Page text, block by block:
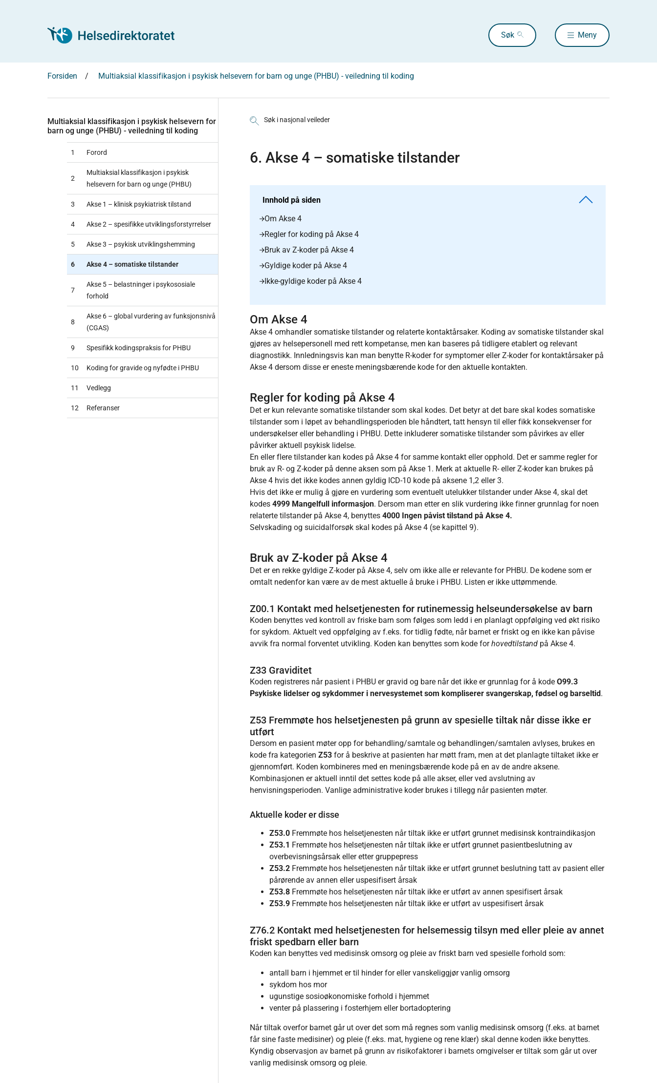
Søk Meny
Forsiden Multiaksial klassifikasjon i psykisk helsevern for barn og unge (PHBU) - veiledning til koding
Multiaksial klassifikasjon i psykisk helsevern for
barn og unge (PHBU) - veiledning til koding
1 Forord
2
Multiaksial klassifikasjon i psykisk
helsevern for barn og unge (PHBU)
3 Akse 1 – klinisk psykiatrisk tilstand
4 Akse 2 – spesifikke utviklingsforstyrrelser
5 Akse 3 – psykisk utviklingshemming
6 Akse 4 – somatiske tilstander
7
Akse 5 – belastninger i psykososiale
forhold
8
Akse 6 – global vurdering av funksjonsnivå
(CGAS)
9 Spesifikk kodingspraksis for PHBU
10 Koding for gravide og nyfødte i PHBU
11 Vedlegg
12 Referanser
Søk i nasjonal veileder
6. Akse 4 – somatiske tilstander
Innhold på siden
Om Akse 4
Regler for koding på Akse 4
Bruk av Z-koder på Akse 4
Gyldige koder på Akse 4
Ikke-gyldige koder på Akse 4
Om Akse 4
Akse 4 omhandler somatiske tilstander og relaterte kontaktårsaker. Koding av somatiske tilstander skal
gjøres av helsepersonell med rett kompetanse, men kan baseres på tidligere etablert og relevant
diagnostikk. Innledningsvis kan man benytte R-koder for symptomer eller Z-koder for kontaktårsaker på
Akse 4 dersom disse er eneste meningsbærende kode for den aktuelle kontakten.
Regler for koding på Akse 4
Det er kun relevante somatiske tilstander som skal kodes. Det betyr at det bare skal kodes somatiske
tilstander som i løpet av behandlingsperioden ble håndtert, tatt hensyn til eller fikk konsekvenser for
undersøkelser eller behandling i PHBU. Dette inkluderer somatiske tilstander som påvirkes av eller
påvirker aktuell psykisk lidelse.
En eller flere tilstander kan kodes på Akse 4 for samme kontakt eller opphold. Det er samme regler for
bruk av R- og Z-koder på denne aksen som på Akse 1. Merk at aktuelle R- eller Z-koder kan brukes på
Akse 4 hvis det ikke kodes annen gyldig ICD-10 kode på aksene 1,2 eller 3.
Hvis det ikke er mulig å gjøre en vurdering som eventuelt utelukker tilstander under Akse 4, skal det
kodes 4999 Mangelfull informasjon. Dersom man etter en slik vurdering ikke finner grunnlag for noen
relaterte tilstander på Akse 4, benyttes 4000 Ingen påvist tilstand på Akse 4.
Selvskading og suicidalforsøk skal kodes på Akse 4 (se kapittel 9).
Bruk av Z-koder på Akse 4
Det er en rekke gyldige Z-koder på Akse 4, selv om ikke alle er relevante for PHBU. De kodene som er
omtalt nedenfor kan være av de mest aktuelle å bruke i PHBU. Listen er ikke uttømmende.
Z00.1 Kontakt med helsetjenesten for rutinemessig helseundersøkelse av barn
Koden benyttes ved kontroll av friske barn som følges som ledd i en planlagt oppfølging ved økt risiko
for sykdom. Aktuelt ved oppfølging av f.eks. for tidlig fødte, når barnet er friskt og en ikke kan påvise
avvik fra normal forventet utvikling. Koden kan benyttes som kode forhovedtilstand på Akse 4.
Z33 Graviditet
Koden registreres når pasient i PHBU er gravid og bare når det ikke er grunnlag for å kode O99.3
Psykiske lidelser og sykdommer i nervesystemet som kompliserer svangerskap, fødsel og barseltid .
Z53 Fremmøte hos helsetjenesten på grunn av spesielle tiltak når disse ikke er
utført
Dersom en pasient møter opp for behandling/samtale og behandlingen/samtalen avlyses, brukes en
kode fra kategorien Z53 for å beskrive at pasienten har møtt fram, men at det planlagte tiltaket ikke er
gjennomført. Koden kombineres med en meningsbærende kode på en av de andre aksene.
Kombinasjonen er aktuell inntil det settes kode på alle akser, eller ved avslutning av
henvisningsperioden. Vanlige administrative koder brukes i tillegg når pasienten møter.
Aktuelle koder er disse
Z53.0 Fremmøte hos helsetjenesten når tiltak ikke er utført grunnet medisinsk kontraindikasjon
Z53.1 Fremmøte hos helsetjenesten når tiltak ikke er utført grunnet pasientbeslutning av
overbevisningsårsak eller etter gruppepress
Z53.2 Fremmøte hos helsetjenesten når tiltak ikke er utført grunnet beslutning tatt av pasient eller
pårørende av annen eller uspesifisert årsak
Z53.8 Fremmøte hos helsetjenesten når tiltak ikke er utført av annen spesifisert årsak
Z53.9 Fremmøte hos helsetjenesten når tiltak ikke er utført av uspesifisert årsak
Z76.2 Kontakt med helsetjenesten for helsemessig tilsyn med eller pleie av annet
friskt spedbarn eller barn
Koden kan benyttes ved medisinsk omsorg og pleie av friskt barn ved spesielle forhold som:
antall barn i hjemmet er til hinder for eller vanskeliggjør vanlig omsorg
sykdom hos mor
ugunstige sosioøkonomiske forhold i hjemmet
venter på plassering i fosterhjem eller bortadoptering
Når tiltak overfor barnet går ut over det som må regnes som vanlig medisinsk omsorg (f.eks. at barnet
får sine faste medisiner) og pleie (f.eks. mat, hygiene og rene klær) skal denne koden ikke benyttes.
Kyndig observasjon av barnet på grunn av risikofaktorer i barnets omgivelser er tiltak som går ut over
vanlig medisinsk omsorg og pleie.